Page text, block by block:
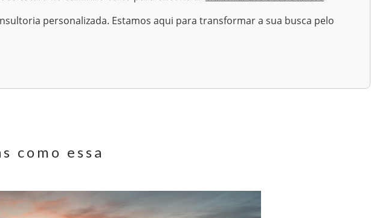
personalizada. Estamos aqui para transformar a sua busca pelo
como essa